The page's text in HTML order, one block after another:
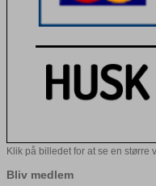
Klik på billedet for at se en større
Bliv medlem